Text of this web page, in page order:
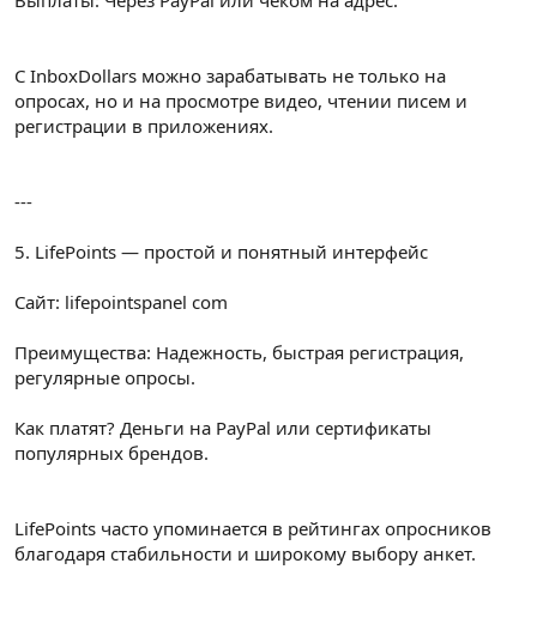
С InboxDollars можно зарабатывать не только на
опросах, но и на просмотре видео, чтении писем и
регистрации в приложениях.
---
5. LifePoints — простой и понятный интерфейс
Сайт: lifepointspanel com
Преимущества: Надежность, быстрая регистрация,
регулярные опросы.
Как платят? Деньги на PayPal или сертификаты
популярных брендов.
LifePoints часто упоминается в рейтингах опросников
благодаря стабильности и широкому выбору анкет.